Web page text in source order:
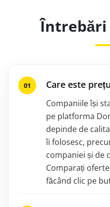
Întrebări
Care este
Companiile își
pe platforma
depinde de
îi folosesc,
companiei și de
Comparați
făcând clic pe